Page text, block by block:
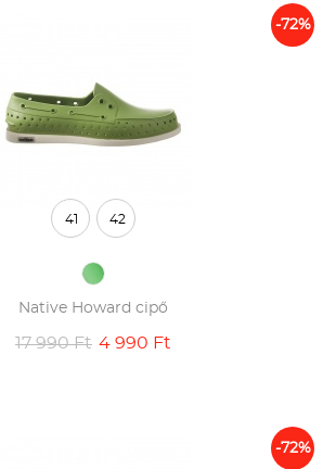
-72%
Native Howard cipő
17 990 Ft 4 990 Ft
41 42
-72%